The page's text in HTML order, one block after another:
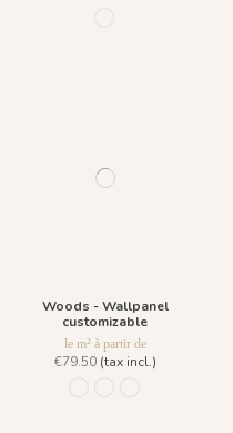
Woods - Wallpanel
customizable
le m² à partir de
€79.50(tax incl.)